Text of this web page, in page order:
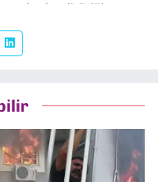
editörlük,